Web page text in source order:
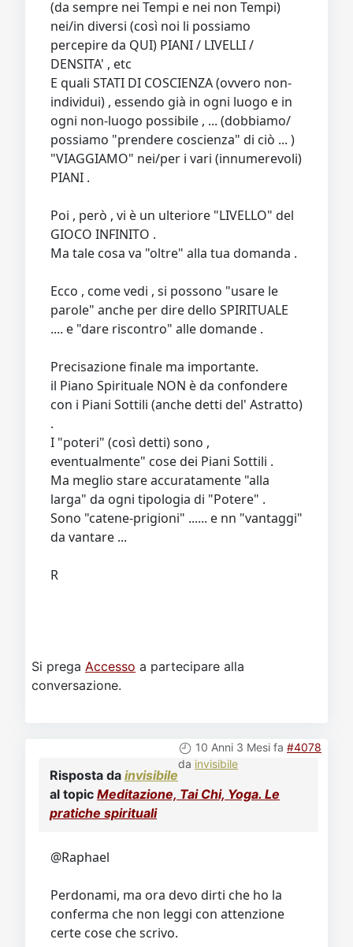
(da sempre nei Tempi e nei non Tempi)
nei/in diversi (così noi li possiamo
percepire da QUI) PIANI / LIVELLI /
DENSITA' , etc
E quali STATI DI COSCIENZA (ovvero non-
individui) , essendo già in ogni luogo e in
ogni non-luogo possibile , ... (dobbiamo/
possiamo "prendere coscienza" di ciò ... )
"VIAGGIAMO" nei/per i vari (innumerevoli)
PIANI .
Poi , però , vi è un ulteriore "LIVELLO" del
GIOCO INFINITO .
Ma tale cosa va "oltre" alla tua domanda .
Ecco , come vedi , si possono "usare le
parole" anche per dire dello SPIRITUALE
.... e "dare riscontro" alle domande .
Precisazione finale ma importante.
il Piano Spirituale NON è da confondere
con i Piani Sottili (anche detti del' Astratto)
.
I "poteri" (così detti) sono ,
eventualmente" cose dei Piani Sottili .
Ma meglio stare accuratamente "alla
larga" da ogni tipologia di "Potere" .
Sono "catene-prigioni" ...... e nn "vantaggi"
da vantare ...
R
Si prega Accesso a partecipare alla
conversazione.
10 Anni 3 Mesi fa #4078
da invisibile
Risposta da invisibile
al topic Meditazione, Tai Chi, Yoga. Le
pratiche spirituali
@Raphael
Perdonami, ma ora devo dirti che ho la
conferma che non leggi con attenzione
certe cose che scrivo.